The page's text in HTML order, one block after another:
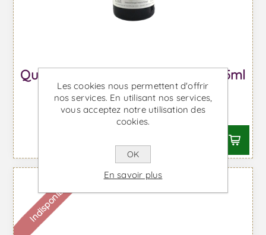
Quinta do Crasto Vintage 2017 375ml
- Vin de Porto
À partir de €26,43 TTC
Indisponible
Les cookies nous permettent d'offrir
nos services. En utilisant nos services,
vous acceptez notre utilisation des
cookies.
OK
En savoir plus